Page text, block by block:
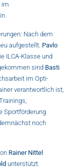
im
Nach dem
aufgestellt. Pavlo
ILCA-Klasse und
sind Basti
im Opti-
verantwortlich ist,
Sportförderung
noch
Rainer Nittel
unterstützt.